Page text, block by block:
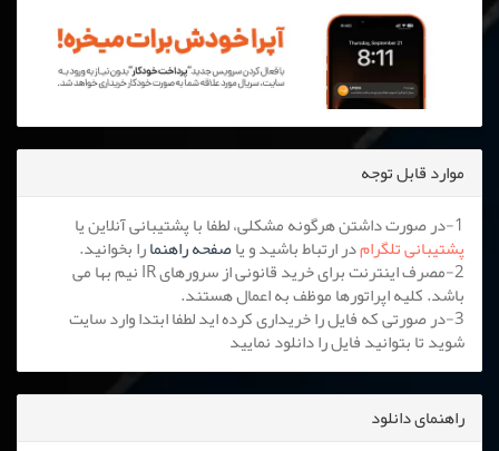
موارد قابل توجه
1-در صورت داشتن هرگونه مشکلی، لطفا با پشتیبانی آنلاین یا
پشتیبانی تلگرامدر ارتباط باشید و یاصفحه راهنمارا بخوانید.
2-مصرف اینترنت برای خرید قانونی از سرورهای IR نیم بها می
باشد. کلیه اپراتورها موظف به اعمال هستند.
3-در صورتی که فایل را خریداری کرده اید لطفا ابتدا وارد سایت
شوید تا بتوانید فایل را دانلود نمایید
راهنمای دانلود